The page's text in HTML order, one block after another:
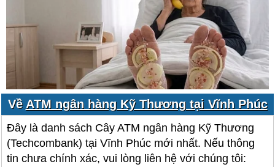
Về ATM ngân hàng Kỹ Thương tại Vĩnh Phúc
Đây là danh sách Cây ATM ngân hàng Kỹ Thương
(Techcombank) tại Vĩnh Phúc mới nhất. Nếu thông
tin chưa chính xác, vui lòng liên hệ với chúng tôi: